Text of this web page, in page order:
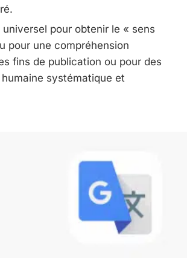
universel pour obtenir le « sens
pour une compréhension
fins de publication ou pour des
systématique et